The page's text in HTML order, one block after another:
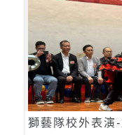
獅藝隊校外表演